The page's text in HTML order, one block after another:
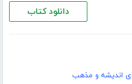
دانلود کتاب
اندیشه و مذهب